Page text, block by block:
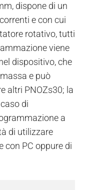
dispone di un
e con cui
rotativo, tutti
viene
dispositivo, che
e può
altri PNOZs30; la
di
a
di utilizzare
con PC oppure di